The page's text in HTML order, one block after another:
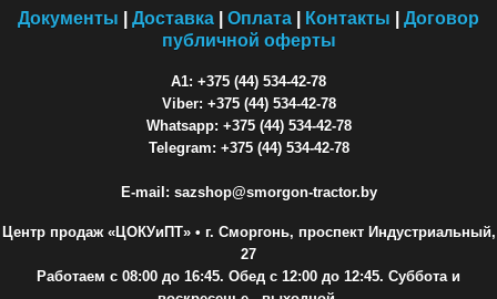
Документы Доставка Оплата Контакты
Договор
публичной оферты
A1: +375 (44) 534-42-78
Viber: +375 (44) 534-42-78
Whatsapp: +375 (44) 534-42-78
Telegram: +375 (44) 534-42-78
E-mail: sazshop@smorgon-tractor.by
Центр продаж «ЦОКУиПТ»• г. Сморгонь, проспект Индустриальный,
27
Работаем с 08:00 до 16:45. Обед с 12:00 до 12:45. Суббота и